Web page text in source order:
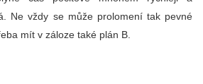
Ne vždy se může prolomení tak pevné
mít v záloze také plán B.